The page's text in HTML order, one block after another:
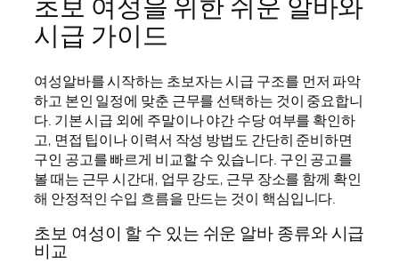
시급 가이드
여성알바를 시작하는 초보자는 시급 구조를 먼저 파악
하고 본인 일정에 맞춘 근무를 선택하는 것이 중요합니
다. 기본 시급 외에 주말이나 야간 수당 여부를 확인하
고, 면접 팁이나 이력서 작성 방법도 간단히 준비하면
구인 공고를 빠르게 비교할 수 있습니다. 구인 공고를
볼 때는 근무 시간대, 업무 강도, 근무 장소를 함께 확인
해 안정적인 수입 흐름을 만드는 것이 핵심입니다.
초보 여성이 할 수 있는 쉬운 알바 종류와 시급
비교